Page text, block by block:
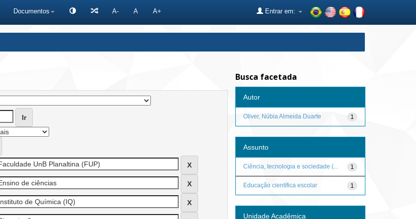
Documentos A- A A+ Entrar em:
Busca facetada
Autor
1
Oliver, Núbia Almeida Duarte
Assunto
1
Ciência, tecnologia e sociedade (...
1
Educação científica escolar
Unidade Acadêmica